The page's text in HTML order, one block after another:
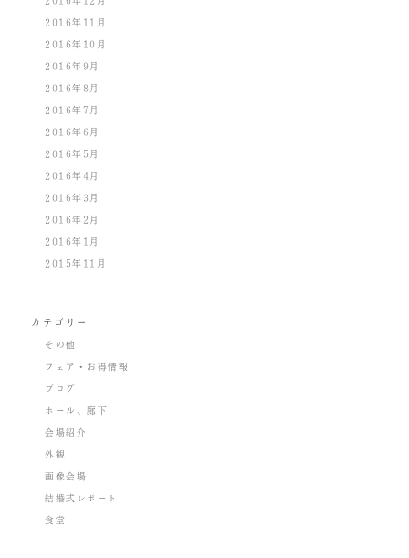
2016年11月
2016年10月
2016年9月
2016年8月
2016年7月
2016年6月
2016年5月
2016年4月
2016年3月
2016年2月
2016年1月
2015年11月
カテゴリー
その他
フェア・お得情報
ブログ
ホール、廊下
会場紹介
外観
画像会場
結婚式レポート
食堂